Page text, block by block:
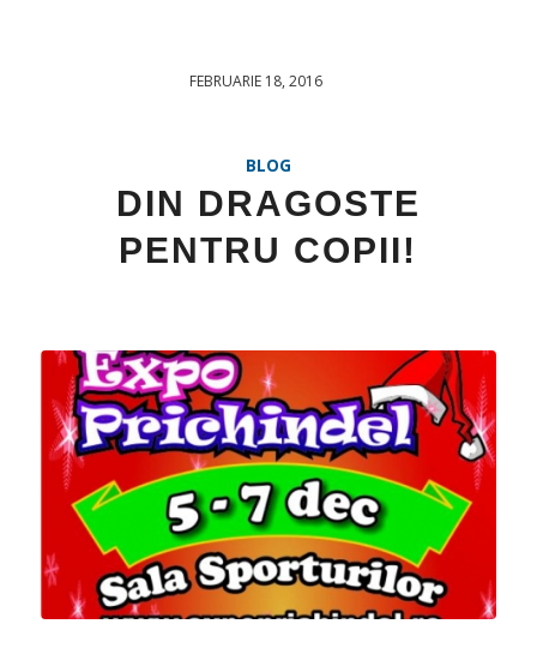
FEBRUARIE 18, 2016
/
BLOG
DIN DRAGOSTE
PENTRU COPII!